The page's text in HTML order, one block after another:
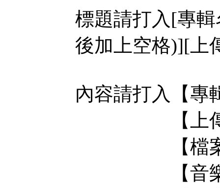
標題請打入[專
後加上空格)][上
內容請打入【專
【上傳空
【檔案大
【音樂格